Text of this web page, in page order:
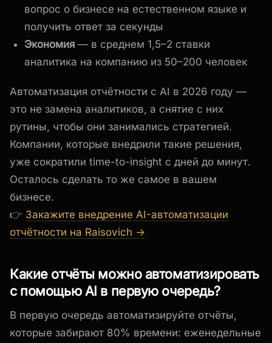
вопрос о бизнесе на естественном языке и
получить ответ за секунды
Экономия — в среднем 1,5–2 ставки
аналитика на компанию из 50–200 человек
Автоматизация отчётности с AI в 2026 году —
это не замена аналитиков, а снятие с них
рутины, чтобы они занимались стратегией.
Компании, которые внедрили такие решения,
уже сократили time-to-insight с дней до минут.
Осталось сделать то же самое в вашем
бизнесе.
👉 Закажите внедрение AI-автоматизации
отчётности на Raisovich →
Какие отчёты можно автоматизировать
с помощью AI в первую очередь?
В первую очередь автоматизируйте отчёты,
которые забирают 80% времени: еженедельные